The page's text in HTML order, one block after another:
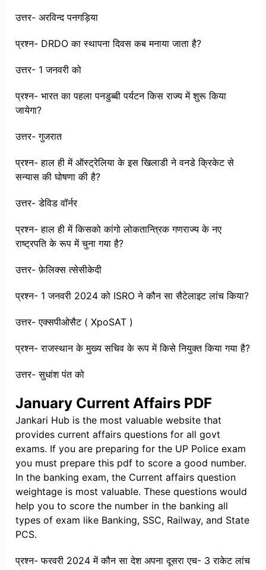
उत्तर- अरविन्द पनगड़िया
प्रश्न- DRDO का स्थापना दिवस कब मनाया जाता है?
उत्तर- 1 जनवरी को
प्रश्न- भारत का पहला पनडुब्बी पर्यटन किस राज्य में शुरू किया
जायेगा?
उत्तर- गुजरात
प्रश्न- हाल ही में ऑस्ट्रेलिया के इस खिलाडी ने वनडे क्रिकेट से
सन्यास की घोषणा की है?
उत्तर- डेविड वॉर्नर
प्रश्न- हाल ही में किसको कांगो लोकतान्त्रिक गणराज्य के नए
राष्ट्रपति के रूप में चुना गया है?
उत्तर- फ़ेलिक्स त्सेसीकेदी
प्रश्न- 1 जनवरी 2024 को ISRO ने कौन सा सैटेलाइट लांच किया?
उत्तर- एक्सपीओसैट ( XpoSAT )
प्रश्न- राजस्थान के मुख्य सचिव के रूप में किसे नियुक्त किया गया है?
उत्तर- सुधांश पंत को
January Current Affairs PDF
Jankari Hub is the most valuable website that
provides current affairs questions for all govt
exams. If you are preparing for the UP Police exam
you must prepare this pdf to score a good number.
In the banking exam, the Current affairs question
weightage is most valuable. These questions would
help you to score the number in the banking all
types of exam like Banking, SSC, Railway, and State
PCS.
प्रश्न- फरवरी 2024 में कौन सा देश अपना दूसरा एच- 3 राकेट लांच